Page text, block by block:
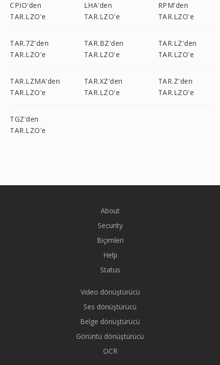
CPIO'den
TAR.LZO'e
LHA'den
TAR.LZO'e
RPM'den
TAR.LZO'e
TAR.7Z'den
TAR.LZO'e
TAR.BZ'den
TAR.LZO'e
TAR.LZ'den
TAR.LZO'e
TAR.LZMA'den
TAR.LZO'e
TAR.XZ'den
TAR.LZO'e
TAR.Z'den
TAR.LZO'e
TGZ'den
TAR.LZO'e
About
Security
Biçimleri
Help
Status
Video dönüştürücü
Ses dönüştürücü
Belge dönüştürücü
Görüntü dönüştürücü
OCR